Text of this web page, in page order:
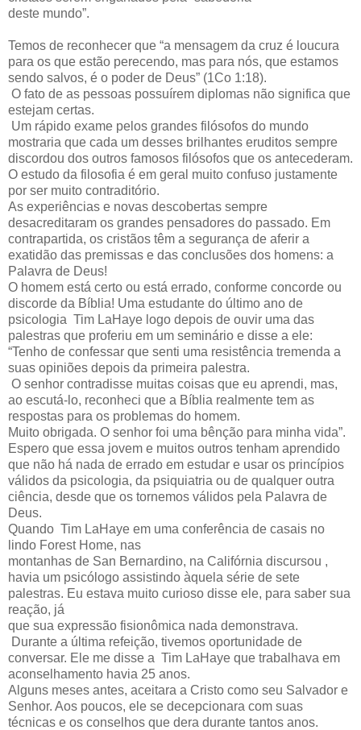
deste mundo”.
Temos de reconhecer que “a mensagem da cruz é loucura
para os que estão perecendo, mas para nós, que estamos
sendo salvos, é o poder de Deus” (1Co 1:18).
O fato de as pessoas possuírem diplomas não significa que
estejam certas.
Um rápido exame pelos grandes filósofos do mundo
mostraria que cada um desses brilhantes eruditos sempre
discordou dos outros famosos filósofos que os antecederam.
O estudo da filosofia é em geral muito confuso justamente
por ser muito contraditório.
As experiências e novas descobertas sempre
desacreditaram os grandes pensadores do passado. Em
contrapartida, os cristãos têm a segurança de aferir a
exatidão das premissas e das conclusões dos homens: a
Palavra de Deus!
O homem está certo ou está errado, conforme concorde ou
discorde da Bíblia! Uma estudante do último ano de
psicologia Tim LaHaye logo depois de ouvir uma das
palestras que proferiu em um seminário e disse a ele:
“Tenho de confessar que senti uma resistência tremenda a
suas opiniões depois da primeira palestra.
O senhor contradisse muitas coisas que eu aprendi, mas,
ao escutá-lo, reconheci que a Bíblia realmente tem as
respostas para os problemas do homem.
Muito obrigada. O senhor foi uma bênção para minha vida”.
Espero que essa jovem e muitos outros tenham aprendido
que não há nada de errado em estudar e usar os princípios
válidos da psicologia, da psiquiatria ou de qualquer outra
ciência, desde que os tornemos válidos pela Palavra de
Deus.
Quando Tim LaHaye em uma conferência de casais no
lindo Forest Home, nas
montanhas de San Bernardino, na Califórnia discursou ,
havia um psicólogo assistindo àquela série de sete
palestras. Eu estava muito curioso disse ele, para saber sua
reação, já
que sua expressão fisionômica nada demonstrava.
Durante a última refeição, tivemos oportunidade de
conversar. Ele me disse a Tim LaHaye que trabalhava em
aconselhamento havia 25 anos.
Alguns meses antes, aceitara a Cristo como seu Salvador e
Senhor. Aos poucos, ele se decepcionara com suas
técnicas e os conselhos que dera durante tantos anos.